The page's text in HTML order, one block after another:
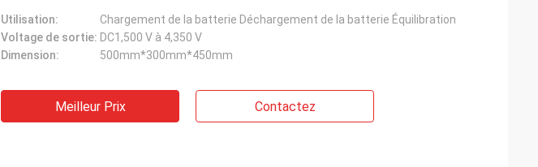
Utilisation:
Chargement de la batterie Déchargement de la batterie Équilibration
Voltage de sortie: DC1,500 V à 4,350 V
Dimension:
500mm*300mm*450mm
Meilleur Prix Contactez